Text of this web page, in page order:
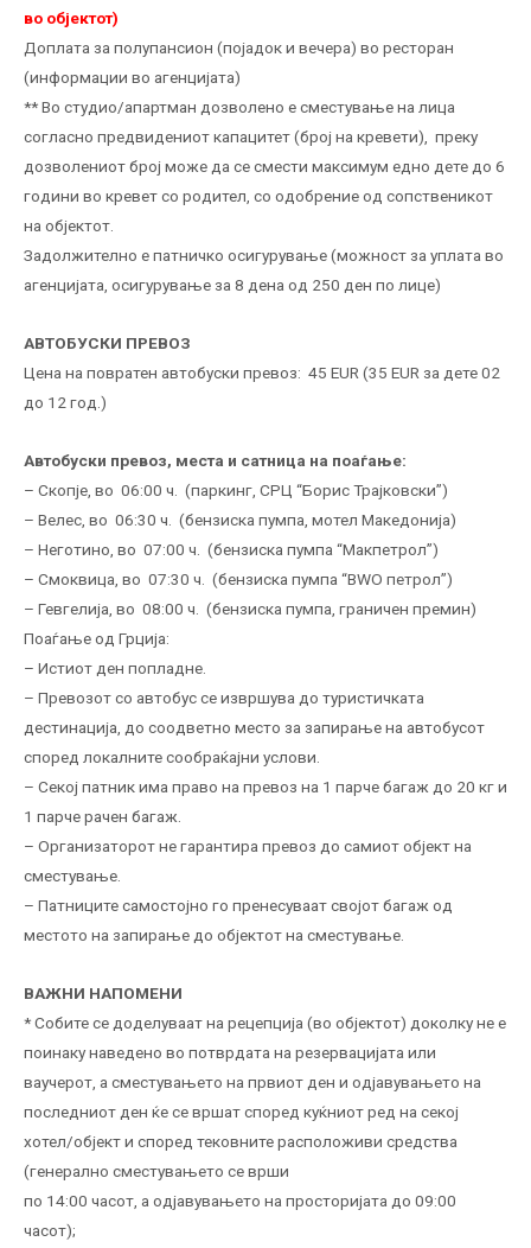
во објектот)
Доплата за полупансион (појадок и вечера) во ресторан
(информации во агенцијата)
** Во студио/апартман дозволено е сместување на лица
согласно предвидениот капацитет (број на кревети), преку
дозволениот број може да се смести максимум едно дете до 6
години во кревет со родител, со одобрение од сопственикот
на објектот.
Задолжително е патничко осигурување (можност за уплата во
агенцијата, осигурување за 8 дена од 250 ден по лице)
АВТОБУСКИ ПРЕВОЗ
Цена на повратен автобуски превоз: 45 EUR (35 EUR за дете 02
до 12 год.)
Автобуски превоз, места и сатница на поаѓање:
– Скопје, во 06:00 ч. (паркинг, СРЦ “Борис Трајковски”)
– Велес, во 06:30 ч. (бензиска пумпа, мотел Македонија)
– Неготино, во 07:00 ч. (бензиска пумпа “Макпетрол”)
– Смоквица, во 07:30 ч. (бензиска пумпа “BWO петрол”)
– Гевгелија, во 08:00 ч. (бензиска пумпа, граничен премин)
Поаѓање од Грција:
– Истиот ден попладне.
– Превозот со автобус се извршува до туристичката
дестинација, до соодветно место за запирање на автобусот
според локалните сообраќајни услови.
– Секој патник има право на превоз на 1 парче багаж до 20 кг и
1 парче рачен багаж.
– Организаторот не гарантира превоз до самиот објект на
сместување.
– Патниците самостојно го пренесуваат својот багаж од
местото на запирање до објектот на сместување.
ВАЖНИ НАПОМЕНИ
* Собите се доделуваат на рецепција (во објектот) доколку не е
поинаку наведено во потврдата на резервацијата или
ваучерот, а сместувањето на првиот ден и одјавувањето на
последниот ден ќе се вршат според куќниот ред на секој
хотел/објект и според тековните расположиви средства
(генерално сместувањето се врши
по 14:00 часот, а одјавувањето на просторијата до 09:00
часот);